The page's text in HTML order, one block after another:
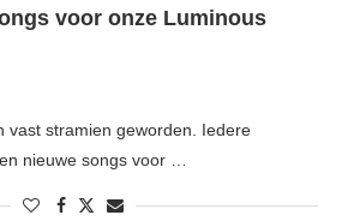
voor onze Luminous
vast stramien geworden. Iedere
nieuwe songs voor …